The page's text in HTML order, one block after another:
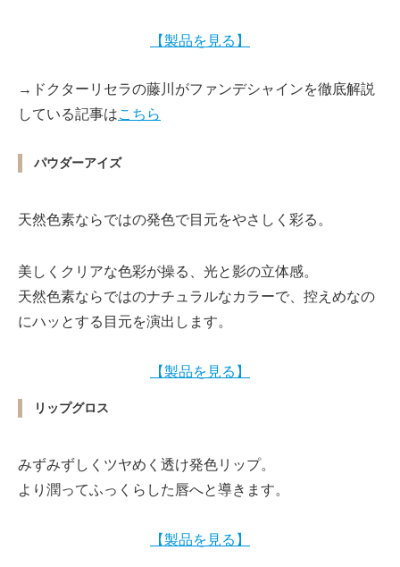
【製品を見る】
→ドクターリセラの藤川がファンデシャインを徹底解説
している記事はこちら
パウダーアイズ
天然色素ならではの発色で目元をやさしく彩る。
美しくクリアな色彩が操る、光と影の立体感。
天然色素ならではのナチュラルなカラーで、控えめなの
にハッとする目元を演出します。
【製品を見る】
リップグロス
みずみずしくツヤめく透け発色リップ。
より潤ってふっくらした唇へと導きます。
【製品を見る】